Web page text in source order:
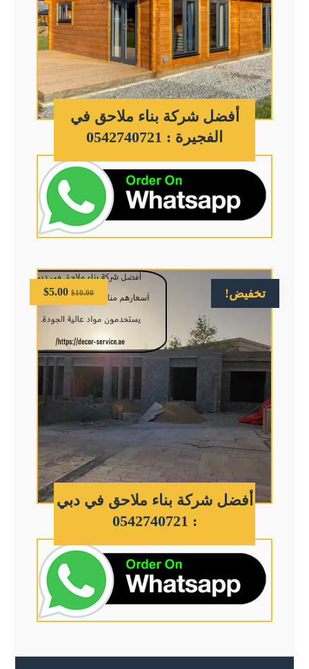
أفضل شركة بناء ملاحق في
الفجيرة : 0542740721
تخفيض!
أفضل شركة بناء ملاحق في دبي
: 0542740721
$10.00
$5.00